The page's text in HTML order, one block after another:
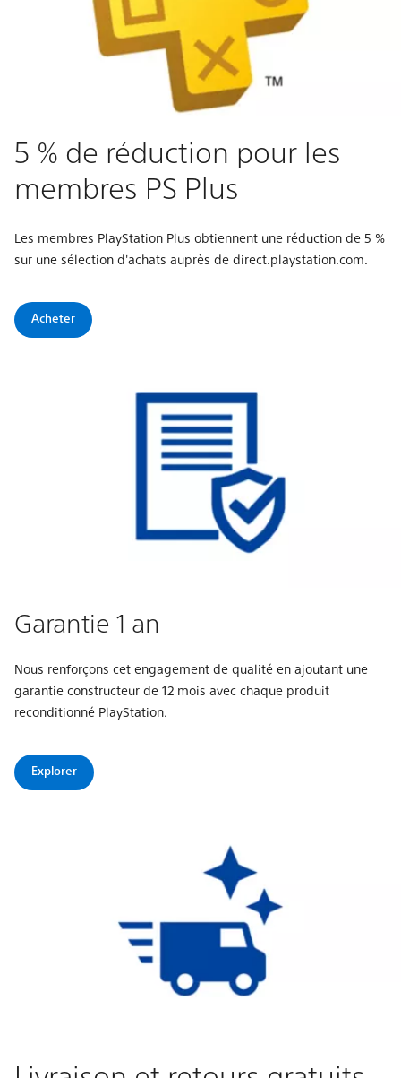
5 % de réduction pour les
membres PS Plus
Les membres PlayStation Plus obtiennent une réduction de 5 %
sur une sélection d'achats auprès de direct.playstation.com​.
Acheter
Garantie 1 an
Nous renforçons cet engagement de qualité en ajoutant une
garantie constructeur de 12 mois avec chaque produit
reconditionné PlayStation.
Explorer